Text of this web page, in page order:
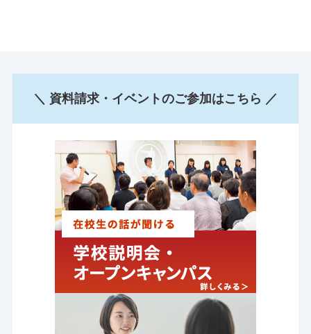
＼ 資料請求・イベントのご参加はこちら ／